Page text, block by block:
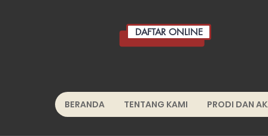
DAFTAR ONLINE
BERANDA TENTANG KAMI PRODI DAN